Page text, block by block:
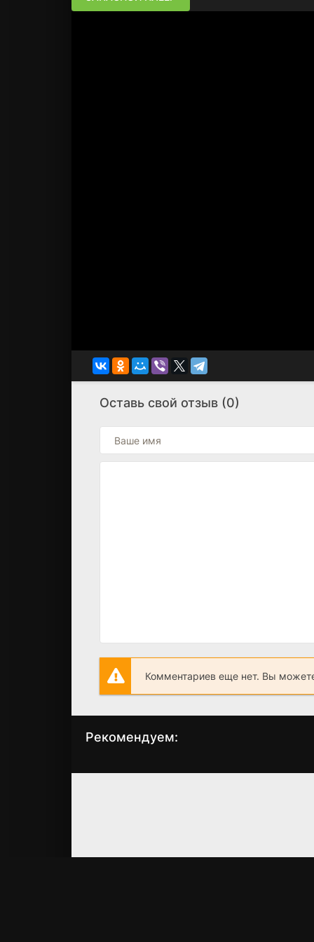
Оставь свой отзыв (0)
Комментариев еще нет. Вы
Рекомендуем:
Аватар: Легенда
Секретный